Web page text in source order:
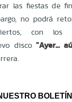
las fiestas de
no podrá
con los
disco "Ayer...